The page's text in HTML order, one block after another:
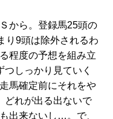
から。登録馬25頭の
り9頭は除外されるわ
程度の予想を組み立
しっかり見ていく
馬確定前にそれをや
どれが出る出ないで
出来ないし…。で、